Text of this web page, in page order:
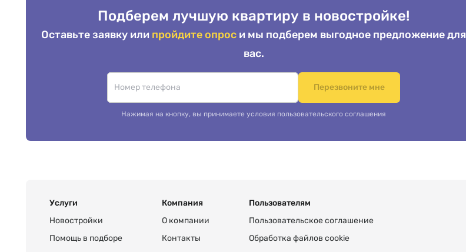
Подберем лучшую квартиру в новостройке!
Оставьте заявку или пройдите опрос и мы подберем выгодное предложение для
вас.
Перезвоните мне
Нажимая на кнопку, вы принимаете условия пользовательского соглашения
Услуги
Новостройки
Помощь в подборе
Компания
О компании
Контакты
Пользователям
Пользовательское соглашение
Обработка файлов cookie